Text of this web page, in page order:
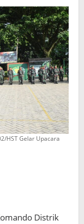
HST Gelar Upacara
Distrik